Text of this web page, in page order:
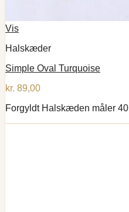
Vis
Halskæder
Simple Oval Turquoise
kr. 89,00
Forgyldt Halskæden måler